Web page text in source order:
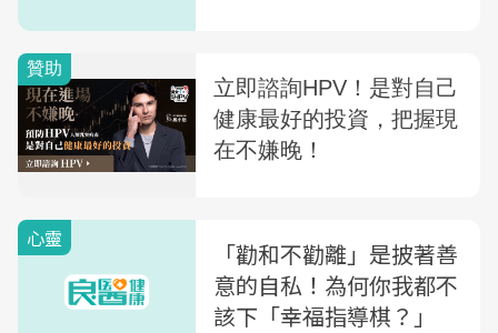
為歐巴桑
心靈
「勸和不勸離」是披著善
意的自私！為何你我都不
該下「幸福指導棋？」